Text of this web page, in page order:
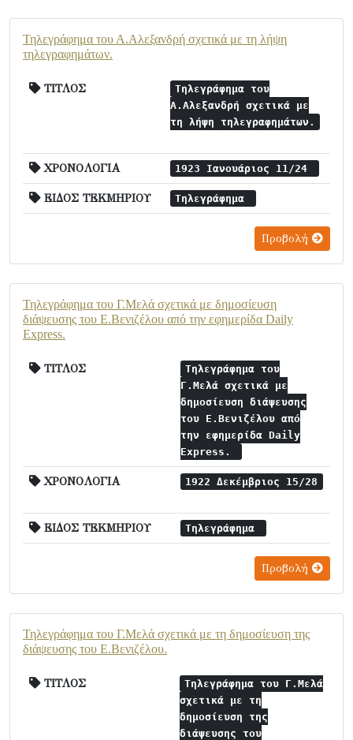
Τηλεγράφημα του Α.Αλεξανδρή σχετικά με τη λήψη
τηλεγραφημάτων.
ΤΙΤΛΟΣ
Τηλεγράφημα του
Α.Αλεξανδρή σχετικά με
τη λήψη τηλεγραφημάτων.
ΧΡΟΝΟΛΟΓΙΑ 1923 Ιανουάριος 11/24
ΕΙΔΟΣ ΤΕΚΜΗΡΙΟΥ Τηλεγράφημα
Προβολή
Τηλεγράφημα του Γ.Μελά σχετικά με δημοσίευση
διάψευσης του Ε.Βενιζέλου από την εφημερίδα Daily
Express.
ΤΙΤΛΟΣ
Τηλεγράφημα του
Γ.Μελά σχετικά με
δημοσίευση διάψευσης
του Ε.Βενιζέλου από
την εφημερίδα Daily
Express.
ΧΡΟΝΟΛΟΓΙΑ 1922 Δεκέμβριος 15/28
ΕΙΔΟΣ ΤΕΚΜΗΡΙΟΥ Τηλεγράφημα
Προβολή
Τηλεγράφημα του Γ.Μελά σχετικά με τη δημοσίευση της
διάψευσης του Ε.Βενιζέλου.
ΤΙΤΛΟΣ
Τηλεγράφημα του Γ.Μελά
σχετικά με τη
δημοσίευση της
διάψευσης του